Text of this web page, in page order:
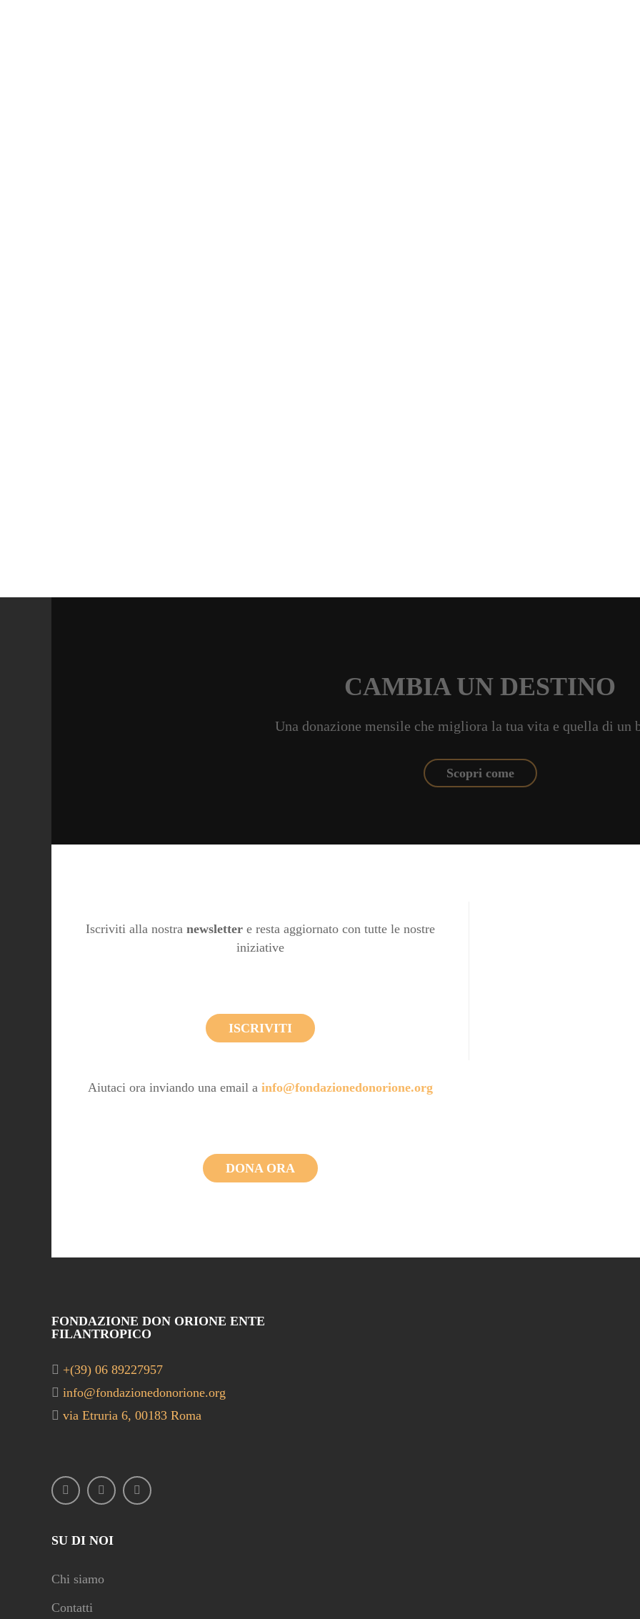
CAMBIA UN DESTINO
Una donazione mensile che migliora la tua vita e quella di un
Scopri come
Iscriviti alla nostra newslettere resta aggiornato con tutte le nostre
iniziative
ISCRIVITI
Aiutaci ora inviando una email a info@fondazionedonorione.org
DONA ORA
FONDAZIONE DON ORIONE ENTE
FILANTROPICO
+(39) 06 89227957
info@fondazionedonorione.org
via Etruria 6, 00183 Roma
SU DI NOI
Chi siamo
Contatti